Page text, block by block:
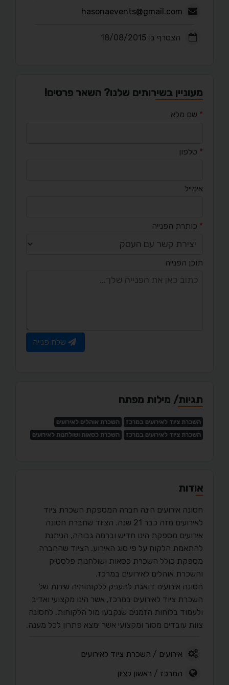
hasonaevents@gmail.com
הצטרף ב: 18/08/2015
מעוניין בשירותים שלנו? השאר פרטים!
* שם מלא
* טלפון
אימייל
* כותרת הפנייה
תוכן הפנייה
שלח פנייה
תגיות/ מילות מפתח
השכרת ציוד לאירועים במרכז
השכרת אוהלים לאירועים
השכרת ציוד לאירועים במרכז
השכרת כסאות ושולחנות לאירועים
אודות
חסונה אירועים הינה חברה המספקת השכרת ציוד
לאירועים מזה כבר 21 שנה. הציוד שחברת חסונה
אירועים מספקת הינו חדיש וברמה גבוהה, הניתנת
להתאמת הלקוח על פי סוג האירוע. הציוד שהחברה
מספקת כולל השכרת כסאות ושולחנות פלסטיק
והשכרת אוהלים לאירועים במרכז.
חסונה אירועים דואגת להעניק ללקוחותיה שירות של
השכרת ציוד לאירועים במרכז, אשר הינו מקצועי ואדיב
ולעמוד בלוחות הזמנים שנקבעו מול הלקוחות. לחסונה
צוות עובדים מסור ומקצועי אשר ימצא פתרון לכל מענה.
אירועים / השכרת ציוד לאירועים
המרכז / ראשון לציון